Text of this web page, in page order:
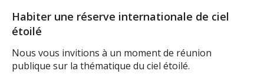
Habiter une réserve internationale de ciel
étoilé
Nous vous invitions à un moment de réunion
publique sur la thématique du ciel étoilé.